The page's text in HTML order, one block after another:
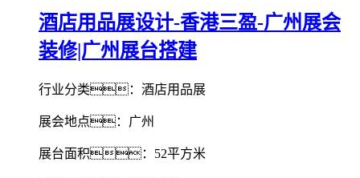
酒店用品展设计-香港三盈-广州展会
装修|广州展台搭建
行业分类：酒店用品展
展会地点：广州
展台面积：52平方米